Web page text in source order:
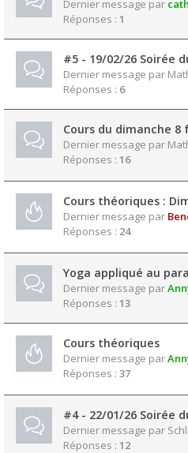
Dernier message par
Réponses : 1
#5 - 19/02/26 Soirée
Dernier message par
Réponses : 6
Cours du dimanche 8
Dernier message par
Réponses : 16
Cours théoriques :
Dernier message par
Réponses : 24
Yoga appliqué au
Dernier message par
Réponses : 13
Cours théoriques
Dernier message par
Réponses : 37
#4 - 22/01/26 Soirée
Dernier message par
Réponses : 12